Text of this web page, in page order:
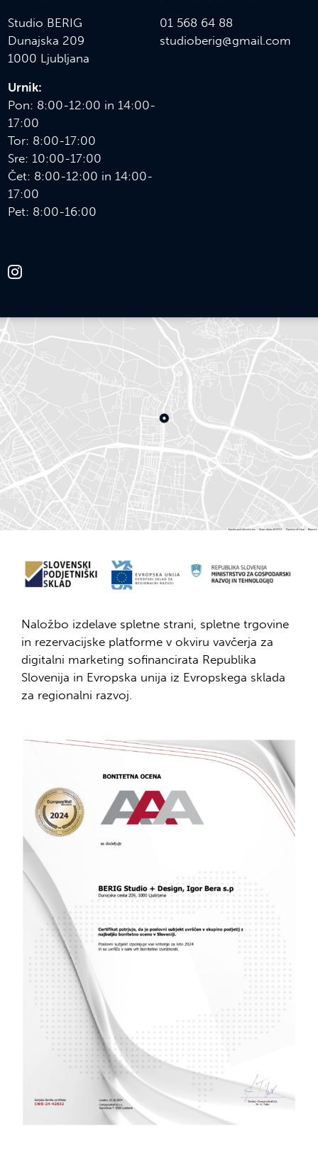
Studio BERIG
Dunajska 209
1000 Ljubljana
Urnik:
Pon: 8:00-12:00 in 14:00-
17:00
Tor: 8:00-17:00
Sre: 10:00-17:00
Čet: 8:00-12:00 in 14:00-
17:00
Pet: 8:00-16:00
01 568 64 88
studioberig@gmail.com
Naložbo izdelave spletne strani, spletne trgovine
in rezervacijske platforme v okviru vavčerja za
digitalni marketing sofinancirata Republika
Slovenija in Evropska unija iz Evropskega sklada
za regionalni razvoj.